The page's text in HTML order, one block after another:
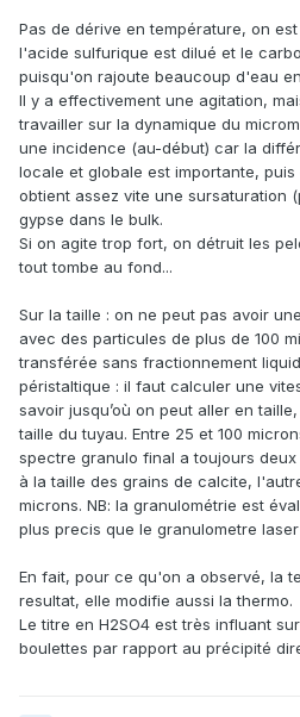
Pas de dérive en température, on
l'acide sulfurique est dilué et le
puisqu'on rajoute beaucoup d'eau
Il y a effectivement une agitation,
travailler sur la dynamique du
une incidence (au-début) car la
locale et globale est importante,
obtient assez vite une sursaturation
gypse dans le bulk.
Si on agite trop fort, on détruit les
tout tombe au fond...
Sur la taille : on ne peut pas avoir
avec des particules de plus de 100
transférée sans fractionnement
péristaltique : il faut calculer une
savoir jusqu’où on peut aller en
taille du tuyau. Entre 25 et 100
spectre granulo final a toujours
à la taille des grains de calcite,
microns. NB: la granulométrie est
plus precis que le granulometre
En fait, pour ce qu'on a observé, la
resultat, elle modifie aussi la thermo.
Le titre en H2SO4 est très influant
boulettes par rapport au précipité